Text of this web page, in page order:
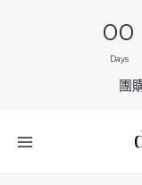
00
Days
團